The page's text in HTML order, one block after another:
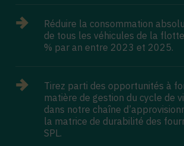
Réduire la consommation
de tous les véhicules de la
% par an entre 2023 et 2025.
Tirez parti des opportunités à
matière de gestion du cycle de
dans notre chaîne
la matrice de durabilité des
SPL.